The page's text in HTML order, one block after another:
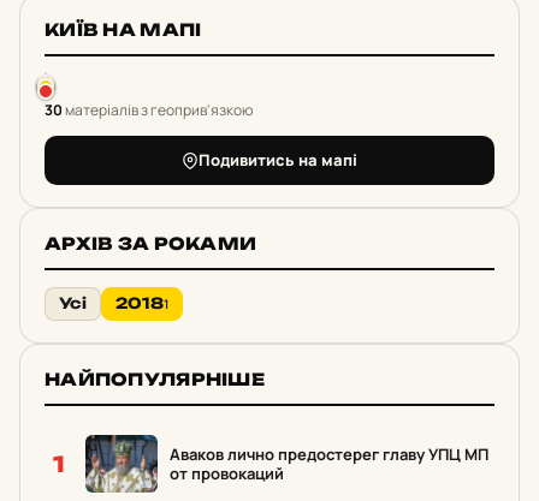
КИЇВ НА МАПІ
30матеріалів з геоприв'язкою
Подивитись на мапі
АРХІВ ЗА РОКАМИ
Усі 20181
НАЙПОПУЛЯРНІШЕ
1
Аваков лично предостерег главу УПЦ МП
от провокаций